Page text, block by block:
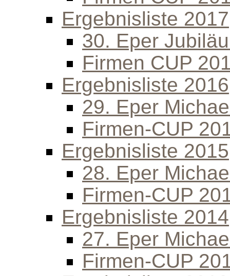
Ergebnisliste 2017
30. Eper
Firmen CUP
Ergebnisliste 2016
29. Eper
Firmen-CUP
Ergebnisliste 2015
28. Eper
Firmen-CUP
Ergebnisliste 2014
27. Eper
Firmen-CUP